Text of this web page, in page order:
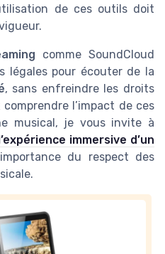
de ces outils doit
comme SoundCloud
légales pour écouter de la
, sans enfreindre les droits
l’impact de ces
musical, je vous invite à
immersive d’un
du respect des